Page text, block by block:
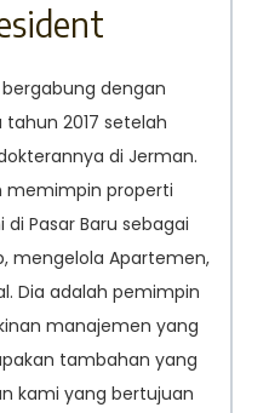
dengan
2017 setelah
di Jerman.
memimpin properti
Pasar Baru sebagai
mengelola Apartemen,
Dia adalah pemimpin
manajemen yang
tambahan yang
kami yang bertujuan